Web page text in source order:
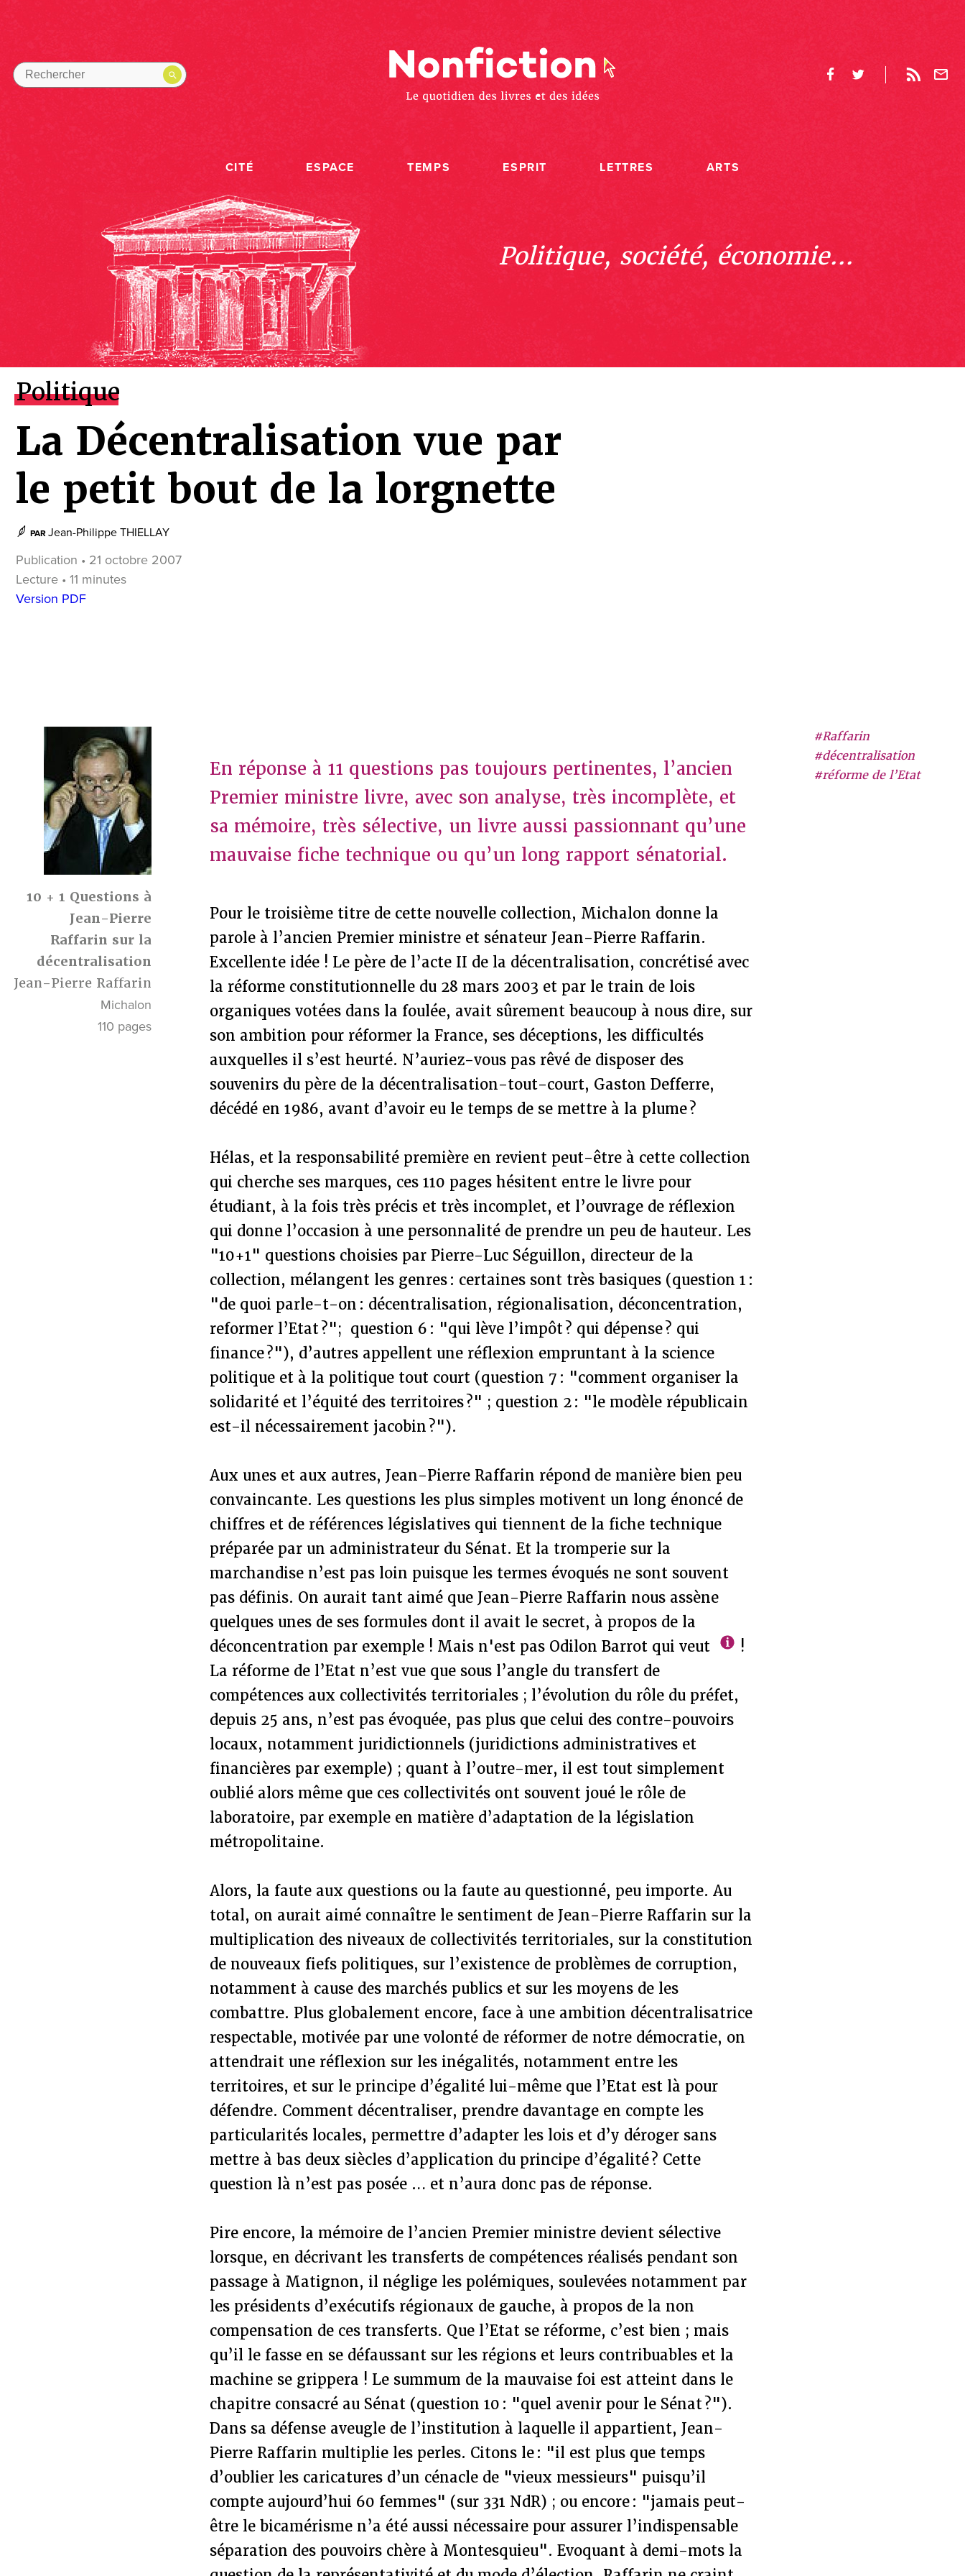
CITÉ ESPACE TEMPS ESPRIT LETTRES ARTS
Politique, société, économie...
Politique
La Décentralisation vue par
le petit bout de la lorgnette
PAR Jean-Philippe THIELLAY
Publication • 21 octobre 2007
Lecture • 11 minutes
Version PDF
10 + 1 Questions à
Jean-Pierre
Raffarin sur la
décentralisation
Jean-Pierre Raffarin
Michalon
110 pages
#Raffarin
#décentralisation
#réforme de l’Etat
En réponse à 11 questions pas toujours pertinentes, l’ancien
Premier ministre livre, avec son analyse, très incomplète, et
sa mémoire, très sélective, un livre aussi passionnant qu’une
mauvaise fiche technique ou qu’un long rapport sénatorial.
Pour le troisième titre de cette nouvelle collection, Michalon donne la
parole à l’ancien Premier ministre et sénateur Jean-Pierre Raffarin.
Excellente idée ! Le père de l’acte II de la décentralisation, concrétisé avec
la réforme constitutionnelle du 28 mars 2003 et par le train de lois
organiques votées dans la foulée, avait sûrement beaucoup à nous dire, sur
son ambition pour réformer la France, ses déceptions, les difficultés
auxquelles il s’est heurté. N’auriez-vous pas rêvé de disposer des
souvenirs du père de la décentralisation-tout-court, Gaston Defferre,
décédé en 1986, avant d’avoir eu le temps de se mettre à la plume ?
Hélas, et la responsabilité première en revient peut-être à cette collection
qui cherche ses marques, ces 110 pages hésitent entre le livre pour
étudiant, à la fois très précis et très incomplet, et l’ouvrage de réflexion
qui donne l’occasion à une personnalité de prendre un peu de hauteur. Les
"10+1" questions choisies par Pierre-Luc Séguillon, directeur de la
collection, mélangent les genres : certaines sont très basiques (question 1 :
"de quoi parle-t-on : décentralisation, régionalisation, déconcentration,
reformer l’Etat ?"; question 6 : "qui lève l’impôt ? qui dépense ? qui
finance ?"), d’autres appellent une réflexion empruntant à la science
politique et à la politique tout court (question 7 : "comment organiser la
solidarité et l’équité des territoires ?" ; question 2 : "le modèle républicain
est-il nécessairement jacobin ?").
Aux unes et aux autres, Jean-Pierre Raffarin répond de manière bien peu
convaincante. Les questions les plus simples motivent un long énoncé de
chiffres et de références législatives qui tiennent de la fiche technique
préparée par un administrateur du Sénat. Et la tromperie sur la
marchandise n’est pas loin puisque les termes évoqués ne sont souvent
pas définis. On aurait tant aimé que Jean-Pierre Raffarin nous assène
quelques unes de ses formules dont il avait le secret, à propos de la
déconcentration par exemple ! Mais n'est pas Odilon Barrot qui veut
!
La réforme de l’Etat n’est vue que sous l’angle du transfert de
compétences aux collectivités territoriales ; l’évolution du rôle du préfet,
depuis 25 ans, n’est pas évoquée, pas plus que celui des contre-pouvoirs
locaux, notamment juridictionnels (juridictions administratives et
financières par exemple) ; quant à l’outre-mer, il est tout simplement
oublié alors même que ces collectivités ont souvent joué le rôle de
laboratoire, par exemple en matière d’adaptation de la législation
métropolitaine.
Alors, la faute aux questions ou la faute au questionné, peu importe. Au
total, on aurait aimé connaître le sentiment de Jean-Pierre Raffarin sur la
multiplication des niveaux de collectivités territoriales, sur la constitution
de nouveaux fiefs politiques, sur l’existence de problèmes de corruption,
notamment à cause des marchés publics et sur les moyens de les
combattre. Plus globalement encore, face à une ambition décentralisatrice
respectable, motivée par une volonté de réformer de notre démocratie, on
attendrait une réflexion sur les inégalités, notamment entre les
territoires, et sur le principe d’égalité lui-même que l’Etat est là pour
défendre. Comment décentraliser, prendre davantage en compte les
particularités locales, permettre d’adapter les lois et d’y déroger sans
mettre à bas deux siècles d’application du principe d’égalité ? Cette
question là n’est pas posée … et n’aura donc pas de réponse.
Pire encore, la mémoire de l’ancien Premier ministre devient sélective
lorsque, en décrivant les transferts de compétences réalisés pendant son
passage à Matignon, il néglige les polémiques, soulevées notamment par
les présidents d’exécutifs régionaux de gauche, à propos de la non
compensation de ces transferts. Que l’Etat se réforme, c’est bien ; mais
qu’il le fasse en se défaussant sur les régions et leurs contribuables et la
machine se grippera ! Le summum de la mauvaise foi est atteint dans le
chapitre consacré au Sénat (question 10 : "quel avenir pour le Sénat ?").
Dans sa défense aveugle de l’institution à laquelle il appartient, Jean-
Pierre Raffarin multiplie les perles. Citons le : "il est plus que temps
d’oublier les caricatures d’un cénacle de "vieux messieurs" puisqu’il
compte aujourd’hui 60 femmes" (sur 331 NdR) ; ou encore : "jamais peut-
être le bicamérisme n’a été aussi nécessaire pour assurer l’indispensable
séparation des pouvoirs chère à Montesquieu". Evoquant à demi-mots la